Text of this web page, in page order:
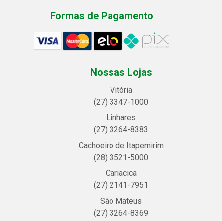
Formas de Pagamento
Nossas Lojas
Vitória
(27) 3347-1000
Linhares
(27) 3264-8383
Cachoeiro de Itapemirim
(28) 3521-5000
Cariacica
(27) 2141-7951
São Mateus
(27) 3264-8369